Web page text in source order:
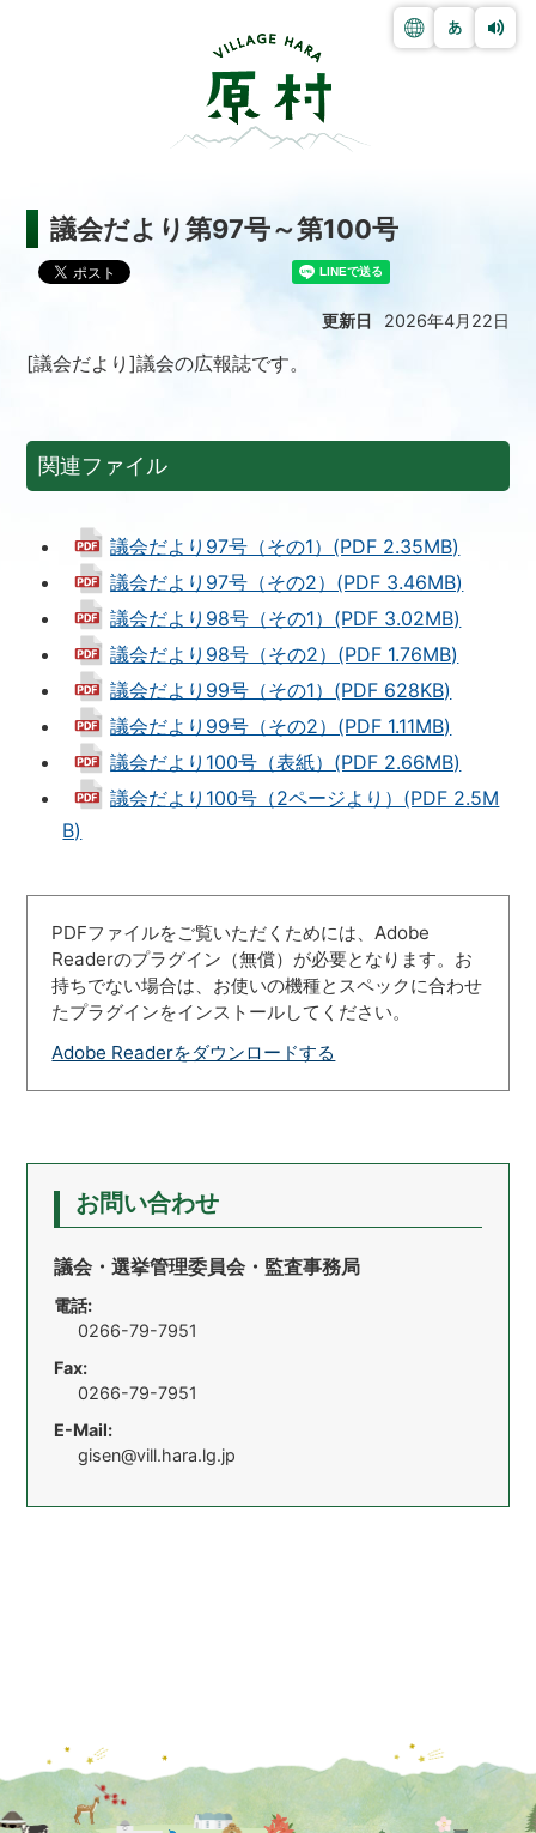
議会だより第97号～第100号
更新日 2026年4月22日
[議会だより]議会の広報誌です。
関連ファイル
議会だより97号（その1）(PDF 2.35MB)
議会だより97号（その2）(PDF 3.46MB)
議会だより98号（その1）(PDF 3.02MB)
議会だより98号（その2）(PDF 1.76MB)
議会だより99号（その1）(PDF 628KB)
議会だより99号（その2）(PDF 1.11MB)
議会だより100号（表紙）(PDF 2.66MB)
議会だより100号（2ページより）(PDF 2.5M
B)
PDFファイルをご覧いただくためには、Adobe
Readerのプラグイン（無償）が必要となります。お
持ちでない場合は、お使いの機種とスペックに合わせ
たプラグインをインストールしてください。
Adobe Readerをダウンロードする
お問い合わせ
議会・選挙管理委員会・監査事務局
電話:
0266-79-7951
Fax:
0266-79-7951
E-Mail:
gisen@vill.hara.lg.jp